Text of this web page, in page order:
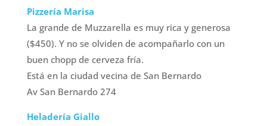
Pizzería Marisa
La grande de Muzzarella es muy rica y generosa
($450). Y no se olviden de acompañarlo con un
buen chopp de cerveza fría.
Está en la ciudad vecina de San Bernardo
Av San Bernardo 274
Heladería Giallo